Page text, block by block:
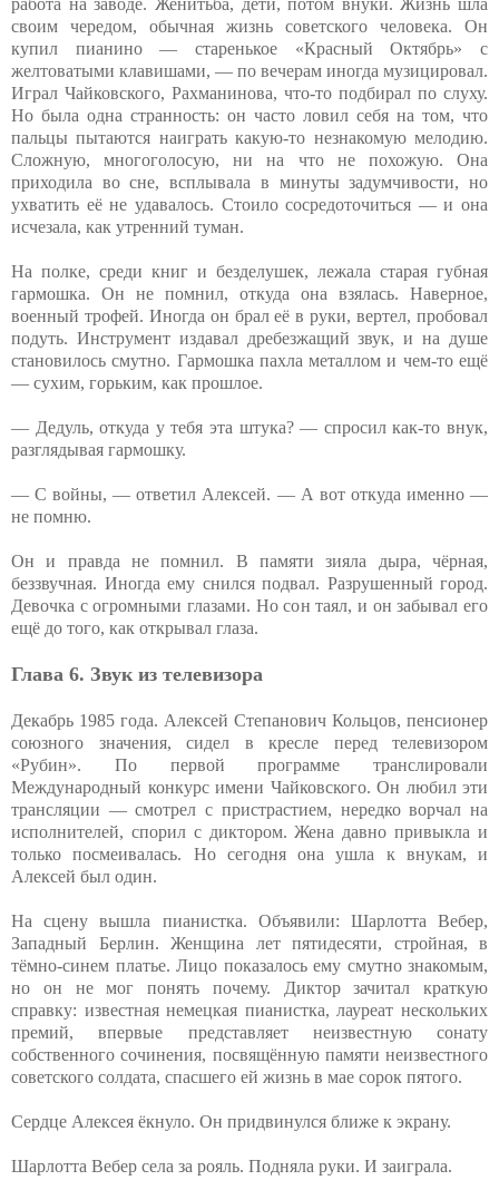
своим чередом, обычная жизнь советского человека. Он
купил пианино — старенькое «Красный Октябрь» с
желтоватыми клавишами, — по вечерам иногда музицировал.
Играл Чайковского, Рахманинова, что-то подбирал по слуху.
Но была одна странность: он часто ловил себя на том, что
пальцы пытаются наиграть какую-то незнакомую мелодию.
Сложную, многоголосую, ни на что не похожую. Она
приходила во сне, всплывала в минуты задумчивости, но
ухватить её не удавалось. Стоило сосредоточиться — и она
исчезала, как утренний туман.
На полке, среди книг и безделушек, лежала старая губная
гармошка. Он не помнил, откуда она взялась. Наверное,
военный трофей. Иногда он брал её в руки, вертел, пробовал
подуть. Инструмент издавал дребезжащий звук, и на душе
становилось смутно. Гармошка пахла металлом и чем-то ещё
— сухим, горьким, как прошлое.
— Дедуль, откуда у тебя эта штука? — спросил как-то внук,
разглядывая гармошку.
— С войны, — ответил Алексей. — А вот откуда именно —
не помню.
Он и правда не помнил. В памяти зияла дыра, чёрная,
беззвучная. Иногда ему снился подвал. Разрушенный город.
Девочка с огромными глазами. Но сон таял, и он забывал его
ещё до того, как открывал глаза.
Глава 6. Звук из телевизора
Декабрь 1985 года. Алексей Степанович Кольцов, пенсионер
союзного значения, сидел в кресле перед телевизором
«Рубин». По первой программе транслировали
Международный конкурс имени Чайковского. Он любил эти
трансляции — смотрел с пристрастием, нередко ворчал на
исполнителей, спорил с диктором. Жена давно привыкла и
только посмеивалась. Но сегодня она ушла к внукам, и
Алексей был один.
На сцену вышла пианистка. Объявили: Шарлотта Вебер,
Западный Берлин. Женщина лет пятидесяти, стройная, в
тёмно-синем платье. Лицо показалось ему смутно знакомым,
но он не мог понять почему. Диктор зачитал краткую
справку: известная немецкая пианистка, лауреат нескольких
премий, впервые представляет неизвестную сонату
собственного сочинения, посвящённую памяти неизвестного
советского солдата, спасшего ей жизнь в мае сорок пятого.
Сердце Алексея ёкнуло. Он придвинулся ближе к экрану.
Шарлотта Вебер села за рояль. Подняла руки. И заиграла.